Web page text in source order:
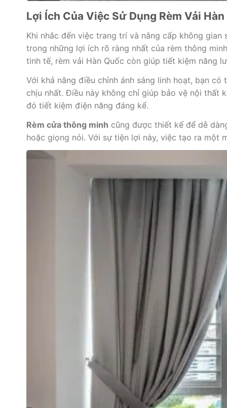
Lợi Ích Của Việc Sử Dụng Rèm Vải
Khi nhắc đến việc trang trí và nâng cấp không gian
trong những lợi ích rõ ràng nhất của rèm thông
tinh tế, rèm vải Hàn Quốc còn giúp tiết kiệm năng
Với khả năng điều chỉnh ánh sáng linh hoạt, bạn
chịu nhất. Điều này không chỉ giúp bảo vệ nội thất
đó tiết kiệm điện năng đáng kể.
Rèm cửa thông minh cũng được thiết kế để dễ
hoặc giọng nói. Với sự tiện lợi này, việc tạo ra một